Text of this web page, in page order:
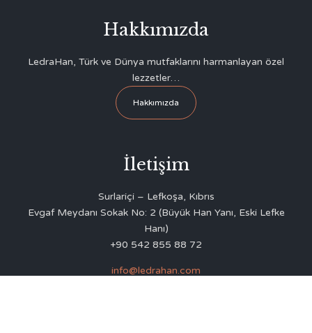
Hakkımızda
LedraHan, Türk ve Dünya mutfaklarını harmanlayan özel
lezzetler…
Hakkımızda
İletişim
Surlariçi – Lefkoşa, Kıbrıs
Evgaf Meydanı Sokak No: 2 (Büyük Han Yanı, Eski Lefke
Hanı)
+90 542 855 88 72
info@ledrahan.com